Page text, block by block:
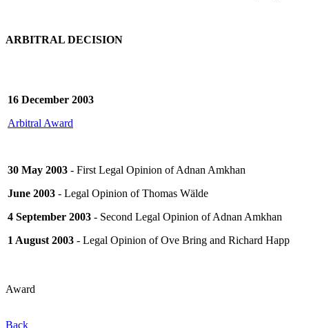
ARBITRAL DECISION
16 December 2003
Arbitral Award
30 May 2003 - First Legal Opinion of Adnan Amkhan
June 2003 - Legal Opinion of Thomas Wälde
4 September 2003 - Second Legal Opinion of Adnan Amkhan
1 August 2003 - Legal Opinion of Ove Bring and Richard Happ
Award
Back